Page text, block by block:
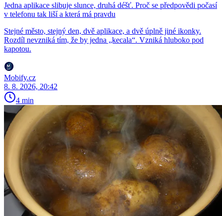
Jedna aplikace slibuje slunce, druhá déšť. Proč se předpovědi počasí
v telefonu tak liší a která má pravdu
Stejné město, stejný den, dvě aplikace, a dvě úplně jiné ikonky.
Rozdíl nevzniká tím, že by jedna „kecala“. Vzniká hluboko pod
kapotou.
Mobify.cz
8. 8. 2026, 20:42
4 min